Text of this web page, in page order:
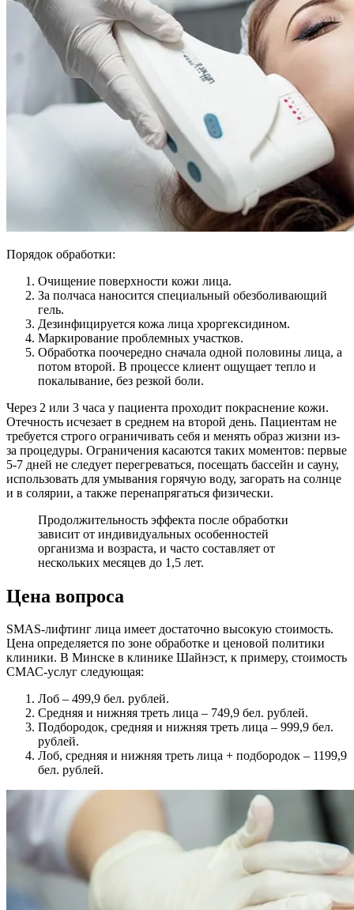
Порядок обработки:
Очищение поверхности кожи лица.
За полчаса наносится специальный обезболивающий
гель.
Дезинфицируется кожа лица хроргексидином.
Маркирование проблемных участков.
Обработка поочередно сначала одной половины лица, а
потом второй. В процессе клиент ощущает тепло и
покалывание, без резкой боли.
Через 2 или 3 часа у пациента проходит покраснение кожи.
Отечность исчезает в среднем на второй день. Пациентам не
требуется строго ограничивать себя и менять образ жизни из-
за процедуры. Ограничения касаются таких моментов: первые
5-7 дней не следует перегреваться, посещать бассейн и сауну,
использовать для умывания горячую воду, загорать на солнце
и в солярии, а также перенапрягаться физически.
Продолжительность эффекта после обработки
зависит от индивидуальных особенностей
организма и возраста, и часто составляет от
нескольких месяцев до 1,5 лет.
Цена вопроса
SMAS-лифтинг лица имеет достаточно высокую стоимость.
Цена определяется по зоне обработке и ценовой политики
клиники. В Минске в клинике Шайнэст, к примеру, стоимость
СМАС-услуг следующая:
Лоб – 499,9 бел. рублей.
Средняя и нижняя треть лица – 749,9 бел. рублей.
Подбородок, средняя и нижняя треть лица – 999,9 бел.
рублей.
Лоб, средняя и нижняя треть лица + подбородок – 1199,9
бел. рублей.